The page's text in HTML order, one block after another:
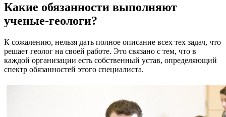
Какие обязанности выполняют
ученые-геологи?
К сожалению, нельзя дать полное описание всех тех задач, что
решает геолог на своей работе. Это связано с тем, что в
каждой организации есть собственный устав, определяющий
спектр обязанностей этого специалиста.